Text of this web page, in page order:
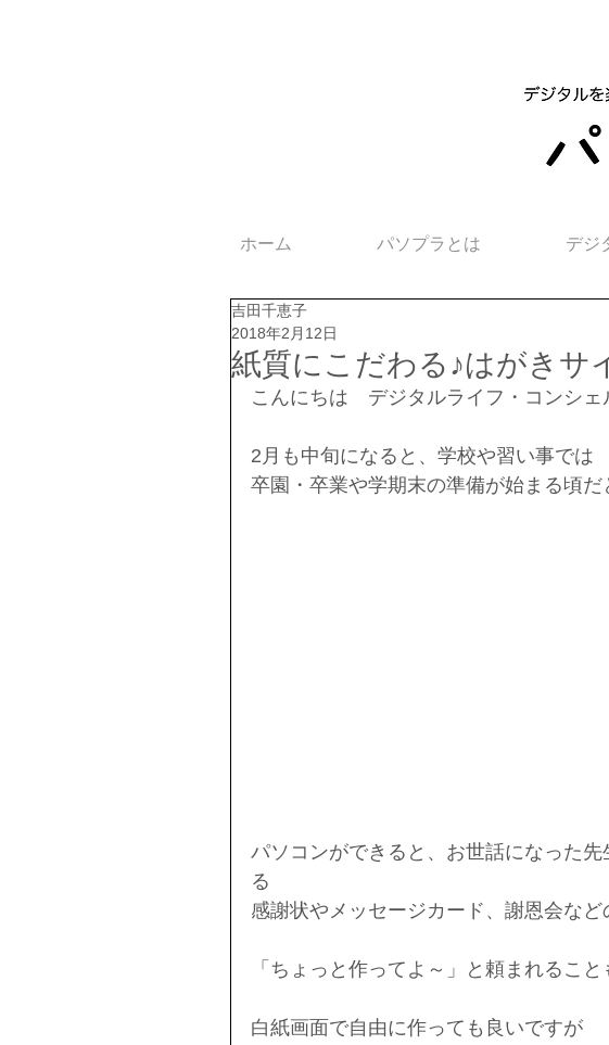
ホーム パソプラとは デジ
紙質にこだわる♪はがきサ
吉田千恵子
2018年2月12日
こんにちは　デジタルライフ・コンシェ
2月も中旬になると、学校や習い事では
卒園・卒業や学期末の準備が始まる頃だ
パソコンができると、お世話になった
る
感謝状やメッセージカード、謝恩会な
「ちょっと作ってよ～」と頼まれること
白紙画面で自由に作っても良いですが